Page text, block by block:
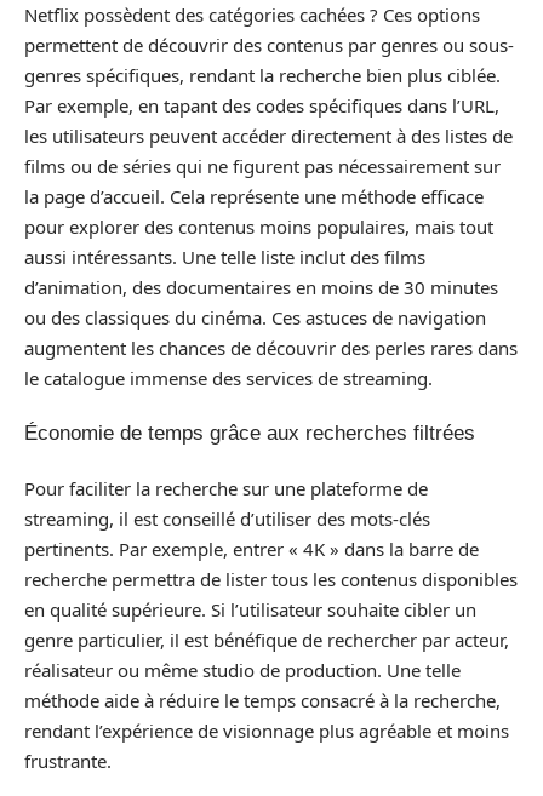
Netflix possèdent des catégories cachées ? Ces options
permettent de découvrir des contenus par genres ou sous-
genres spécifiques, rendant la recherche bien plus ciblée.
Par exemple, en tapant des codes spécifiques dans l’URL,
les utilisateurs peuvent accéder directement à des listes de
films ou de séries qui ne figurent pas nécessairement sur
la page d’accueil. Cela représente une méthode efficace
pour explorer des contenus moins populaires, mais tout
aussi intéressants. Une telle liste inclut des films
d’animation, des documentaires en moins de 30 minutes
ou des classiques du cinéma. Ces astuces de navigation
augmentent les chances de découvrir des perles rares dans
le catalogue immense des services de streaming.
Économie de temps grâce aux recherches filtrées
Pour faciliter la recherche sur une plateforme de
streaming, il est conseillé d’utiliser des mots-clés
pertinents. Par exemple, entrer « 4K » dans la barre de
recherche permettra de lister tous les contenus disponibles
en qualité supérieure. Si l’utilisateur souhaite cibler un
genre particulier, il est bénéfique de rechercher par acteur,
réalisateur ou même studio de production. Une telle
méthode aide à réduire le temps consacré à la recherche,
rendant l’expérience de visionnage plus agréable et moins
frustrante.